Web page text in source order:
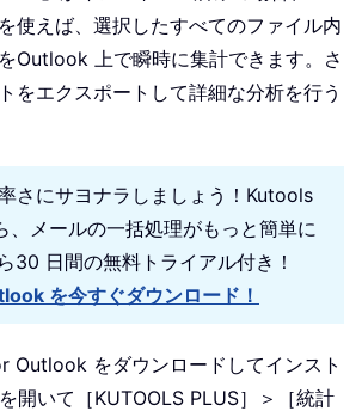
使えば、選択したすべてのファイル内
Outlook 上で瞬時に集計できます。さ
をエクスポートして詳細な分析を行う
さにサヨナラしましょう！Kutools
メールの一括処理がもっと簡単に
30 日間の無料トライアル付き！
を今すぐダウンロード！
Outlook をダウンロードしてインスト
開いて［KUTOOLS PLUS］＞［統計